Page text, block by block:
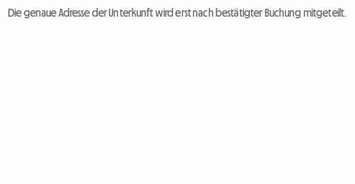
Die genaue Adresse der Unterkunft wird erst nach bestätigter Buchung mitgeteilt.